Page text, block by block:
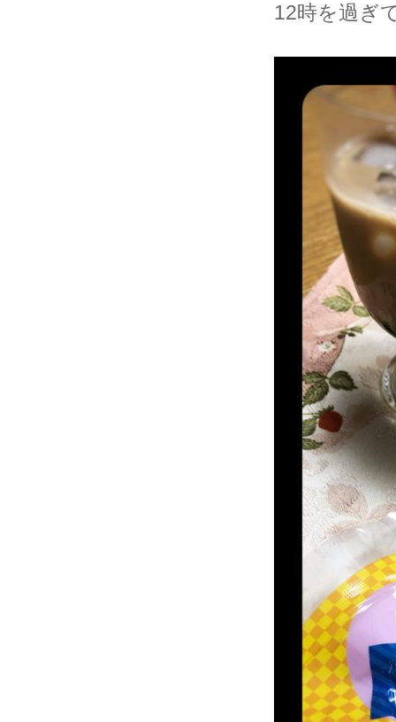
12時を過ぎ